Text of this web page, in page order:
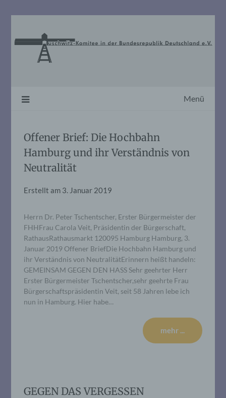
Menü
Offener Brief: Die Hochbahn
Hamburg und ihr Verständnis von
Neutralität
Erstellt am 3. Januar 2019
Herrn Dr. Peter Tschentscher, Erster Bürgermeister der
FHHFrau Carola Veit, Präsidentin der Bürgerschaft,
RathausRathausmarkt 120095 Hamburg Hamburg, 3.
Januar 2019 Offener BriefDie Hochbahn Hamburg und
ihr Verständnis von NeutralitätErinnern heißt handeln:
GEMEINSAM GEGEN DEN HASS Sehr geehrter Herr
Erster Bürgermeister Tschentscher,sehr geehrte Frau
Bürgerschaftspräsidentin Veit, seit 58 Jahren lebe ich
nun in Hamburg. Hier habe…
mehr ...
GEGEN DAS VERGESSEN